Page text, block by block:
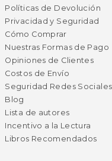
Políticas de Devolución
Privacidad y Seguridad
Cómo Comprar
Nuestras Formas de Pago
Opiniones de Clientes
Costos de Envío
Seguridad Redes Sociales
Blog
Lista de autores
Incentivo a la Lectura
Libros Recomendados